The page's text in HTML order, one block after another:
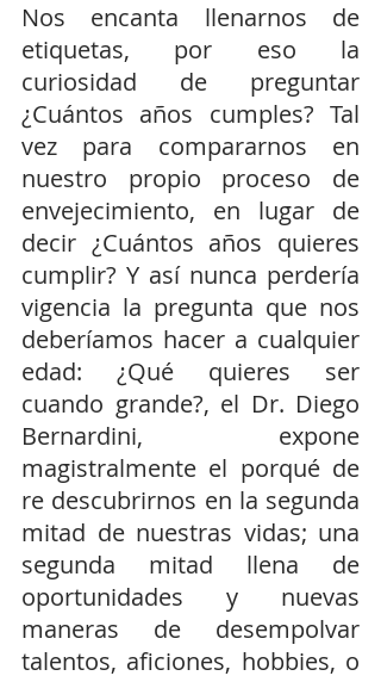
Nos encanta llenarnos de
etiquetas, por eso la
curiosidad de preguntar
¿Cuántos años cumples? Tal
vez para compararnos en
nuestro propio proceso de
envejecimiento, en lugar de
decir ¿Cuántos años quieres
cumplir? Y así nunca perdería
vigencia la pregunta que nos
deberíamos hacer a cualquier
edad: ¿Qué quieres ser
cuando grande?, el Dr. Diego
Bernardini, expone
magistralmente el porqué de
re descubrirnos en la segunda
mitad de nuestras vidas; una
segunda mitad llena de
oportunidades y nuevas
maneras de desempolvar
talentos, aficiones, hobbies, o